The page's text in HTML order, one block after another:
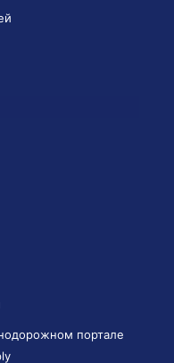
портале